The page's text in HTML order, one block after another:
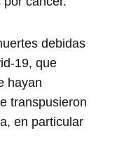
debidas
19, que
hayan
transpusieron
en particular